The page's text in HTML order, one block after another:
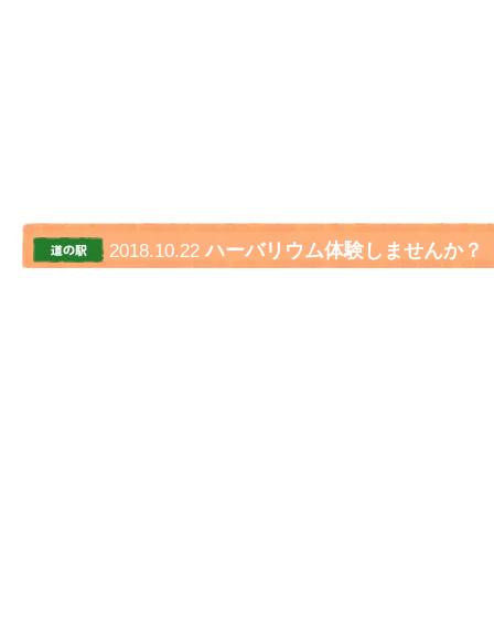
2018.10.22 ハーバリウム体験しませんか？